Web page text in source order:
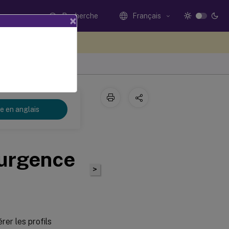
Recherche Français
en anglais
les profils
>
×